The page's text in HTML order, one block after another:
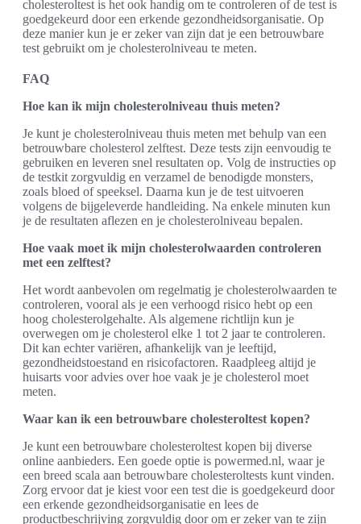
cholesteroltest is het ook handig om te controleren of de test is
goedgekeurd door een erkende gezondheidsorganisatie. Op
deze manier kun je er zeker van zijn dat je een betrouwbare
test gebruikt om je cholesterolniveau te meten.
FAQ
Hoe kan ik mijn cholesterolniveau thuis meten?
Je kunt je cholesterolniveau thuis meten met behulp van een
betrouwbare cholesterol zelftest. Deze tests zijn eenvoudig te
gebruiken en leveren snel resultaten op. Volg de instructies op
de testkit zorgvuldig en verzamel de benodigde monsters,
zoals bloed of speeksel. Daarna kun je de test uitvoeren
volgens de bijgeleverde handleiding. Na enkele minuten kun
je de resultaten aflezen en je cholesterolniveau bepalen.
Hoe vaak moet ik mijn cholesterolwaarden controleren
met een zelftest?
Het wordt aanbevolen om regelmatig je cholesterolwaarden te
controleren, vooral als je een verhoogd risico hebt op een
hoog cholesterolgehalte. Als algemene richtlijn kun je
overwegen om je cholesterol elke 1 tot 2 jaar te controleren.
Dit kan echter variëren, afhankelijk van je leeftijd,
gezondheidstoestand en risicofactoren. Raadpleeg altijd je
huisarts voor advies over hoe vaak je je cholesterol moet
meten.
Waar kan ik een betrouwbare cholesteroltest kopen?
Je kunt een betrouwbare cholesteroltest kopen bij diverse
online aanbieders. Een goede optie is powermed.nl, waar je
een breed scala aan betrouwbare cholesteroltests kunt vinden.
Zorg ervoor dat je kiest voor een test die is goedgekeurd door
een erkende gezondheidsorganisatie en lees de
productbeschrijving zorgvuldig door om er zeker van te zijn